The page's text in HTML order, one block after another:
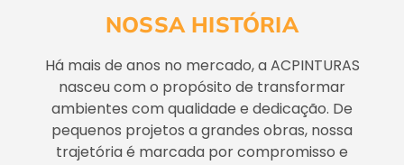
NOSSA HISTÓRIA
Há mais de anos no mercado, a ACPINTURAS
nasceu com o propósito de transformar
ambientes com qualidade e dedicação. De
pequenos projetos a grandes obras, nossa
trajetória é marcada por compromisso e